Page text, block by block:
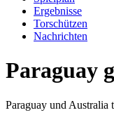
Ergebnisse
Torschützen
Nachrichten
Paraguay
Paraguay und Australia